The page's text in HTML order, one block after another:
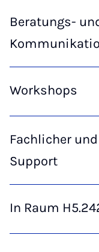
Beratungs-
Workshops
Fachlicher
Support
In Raum